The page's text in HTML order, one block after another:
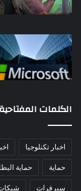
الكلمات المفتاحية
اخبار تكنلوجيا
حماية حماية
سيرفرات